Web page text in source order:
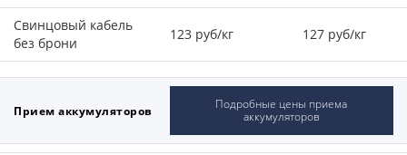
Свинцовый кабель
без брони
123 руб/кг 127 руб/кг
Прием аккумуляторов
Подробные цены приема
аккумуляторов